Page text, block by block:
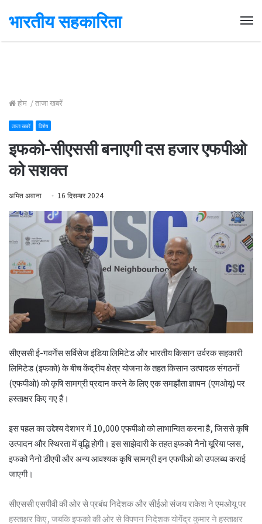
भारतीय सहकारिता
होम /ताजा खबरें
ताजा खबरें विशेष
इफको-सीएससी बनाएगी दस हजार एफपीओ
को सशक्त
अमित अवाना 16 दिसम्बर 2024
सीएससी ई-गवर्नेंस सर्विसेज इंडिया लिमिटेड और भारतीय किसान उर्वरक सहकारी
लिमिटेड (इफको) के बीच केंद्रीय क्षेत्र योजना के तहत किसान उत्पादक संगठनों
(एफपीओ) को कृषि सामग्री प्रदान करने के लिए एक समझौता ज्ञापन (एमओयू) पर
हस्ताक्षर किए गए हैं।
इस पहल का उद्देश्य देशभर में 10,000 एफपीओ को लाभान्वित करना है, जिससे कृषि
उत्पादन और स्थिरता में वृद्धि होगी। इस साझेदारी के तहत इफको नैनो यूरिया प्लस,
इफको नैनो डीएपी और अन्य आवश्यक कृषि सामग्री इन एफपीओ को उपलब्ध कराई
जाएगी।
सीएससी एसपीवी की ओर से प्रबंध निदेशक और सीईओ संजय राकेश ने एमओयू पर
हस्ताक्षर किए, जबकि इफको की ओर से विपणन निदेशक योगेंद्र कुमार ने हस्ताक्षर